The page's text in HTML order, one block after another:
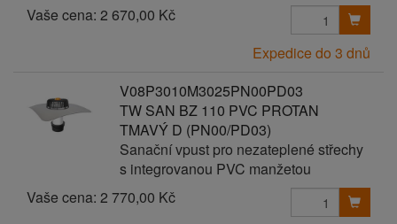
Vaše cena: 2 670,00 Kč
Expedice do 3 dnů
V08P3010M3025PN00PD03
TW SAN BZ 110 PVC PROTAN
TMAVÝ D (PN00/PD03)
Sanační vpust pro nezateplené střechy
s integrovanou PVC manžetou
Vaše cena: 2 770,00 Kč